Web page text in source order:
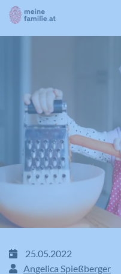
25.05.2022
Angelica Spießberger